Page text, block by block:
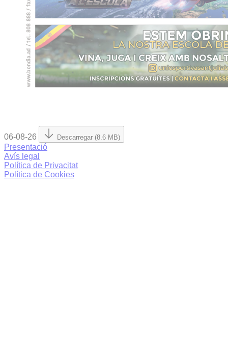
06-08-26 Descarregar (8.6 MB)
Presentació
Avís legal
Política de Privacitat
Política de Cookies